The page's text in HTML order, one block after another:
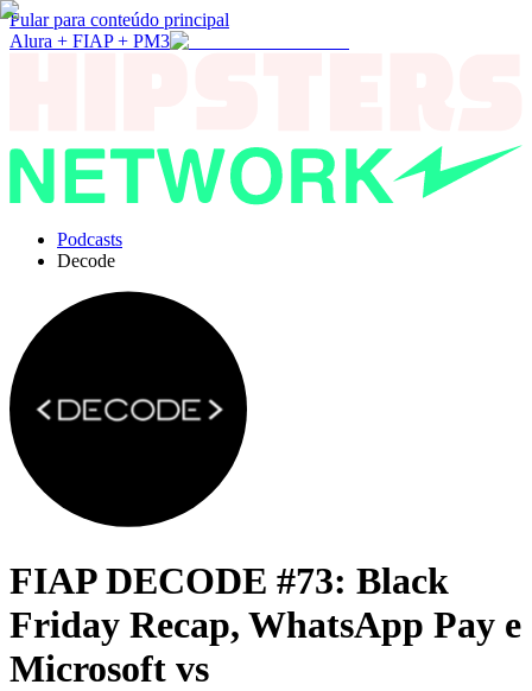
Pular para conteúdo principal
Alura + FIAP + PM3
Podcasts
Decode
FIAP DECODE #73: Black
Friday Recap, WhatsApp Pay e
Microsoft vs